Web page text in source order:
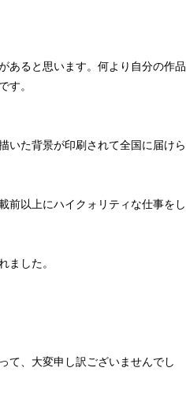
あると思います。何より自分の作品
す。
いた背景が印刷されて全国に届けら
前以上にハイクォリティな仕事をし
ました。
て、大変申し訳ございませんでし